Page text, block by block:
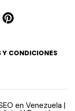
Y CONDICIONES
en Venezuela |